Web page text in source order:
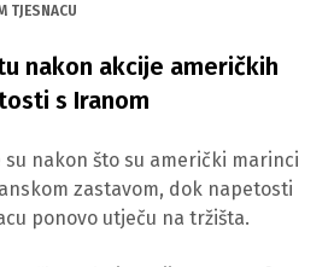
TJESNACU
nakon akcije američkih
s Iranom
nakon što su američki marinci
zastavom, dok napetosti
ponovo utječu na tržišta.